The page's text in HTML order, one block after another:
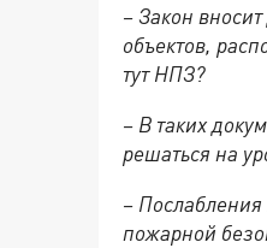
– Закон
объектов,
тут НПЗ?
– В таких
решаться на
–
пожарной